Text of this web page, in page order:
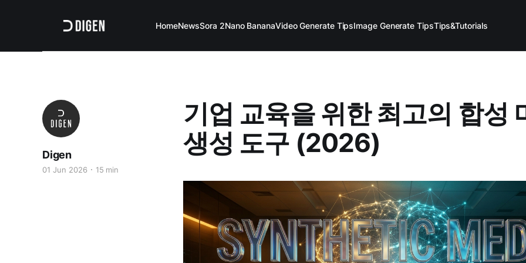
HomeNewsSora 2Nano BananaVideo Generate TipsImage Generate TipsTips&Tutorials
기업 교육을 위한 최고의 합성
생성 도구 (2026)
Digen
01 Jun 2026 15 min